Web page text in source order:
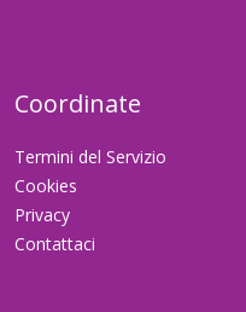
Coordinate
Termini del Servizio
Cookies
Privacy
Contattaci